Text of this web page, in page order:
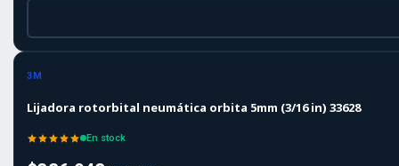
-10%
3M
Lijadora rotorbital neumática orbita 5mm (3/16 in) 33628
En stock